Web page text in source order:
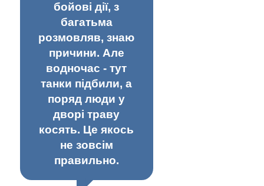
бойові дії, з
багатьма
розмовляв, знаю
причини. Але
водночас - тут
танки підбили, а
поряд люди у
дворі траву
косять. Це якось
не зовсім
правильно.